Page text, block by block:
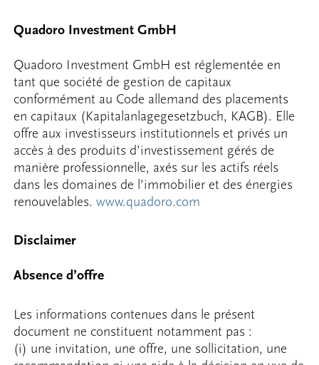
Quadoro Investment GmbH
Quadoro Investment GmbH est réglementée en
tant que société de gestion de capitaux
conformément au Code allemand des placements
en capitaux (Kapitalanlagegesetzbuch, KAGB). Elle
offre aux investisseurs institutionnels et privés un
accès à des produits d’investissement gérés de
manière professionnelle, axés sur les actifs réels
dans les domaines de l’immobilier et des énergies
renouvelables.www.quadoro.com
Disclaimer
Absence d’offre
Les informations contenues dans le présent
document ne constituent notamment pas :
(i) une invitation, une offre, une sollicitation, une